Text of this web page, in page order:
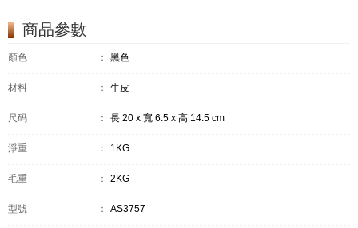
商品參數
顏色 ： 黑色
材料 ： 牛皮
尺码 ： 長 20 x 寬 6.5 x 高 14.5 cm
淨重 ： 1KG
毛重 ： 2KG
型號 ： AS3757